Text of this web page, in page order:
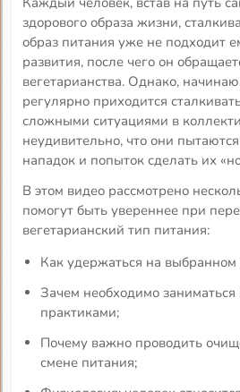
здорового образа жизни,
образ питания уже не подходит
развития, после чего он
вегетарианства. Однако,
регулярно приходится
сложными ситуациями в
неудивительно, что они
нападок и попыток сделать их
В этом видео рассмотрено
помогут быть увереннее при
вегетарианский тип питания:
Как удержаться на выбранном
Зачем необходимо
практиками;
Почему важно проводить
смене питания;